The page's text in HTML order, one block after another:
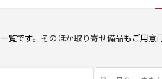
覧です。 そのほか取り寄せ備品もご用意